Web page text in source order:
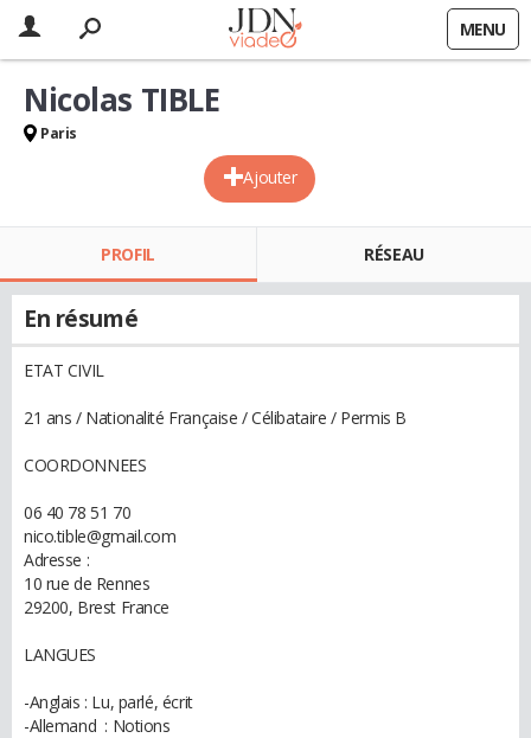
MENU
Ajouter
Nicolas TIBLE
Paris
PROFIL RÉSEAU
En résumé
ETAT CIVIL
21 ans / Nationalité Française / Célibataire / Permis B
COORDONNEES
06 40 78 51 70
nico.tible@gmail.com
Adresse :
10 rue de Rennes
29200, Brest France
LANGUES
-Anglais : Lu, parlé, écrit
-Allemand : Notions